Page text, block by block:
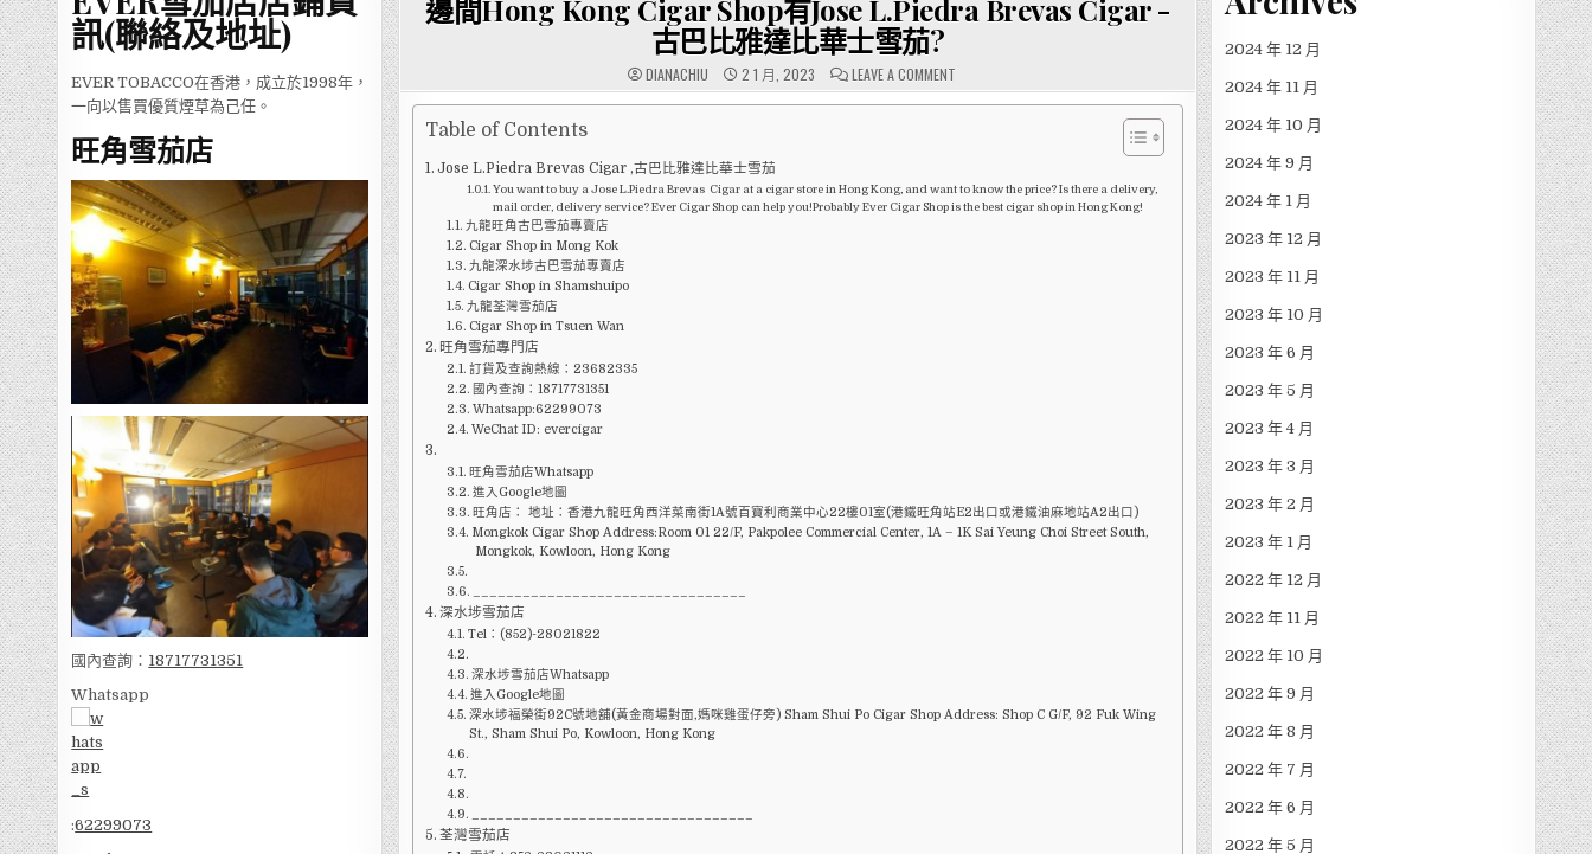
訊(聯絡及地址)
EVER TOBACCO在香港，成立於1998年，
一向以售買優質煙草為己任。
旺角雪茄店
國內查詢： 18717731351
Whatsapp
:62299073
邊間Hong Kong Cigar Shop有Jose L.Piedra Brevas Cigar -
古巴比雅達比華士雪茄?
DIANACHIU 2 1 月, 2023 LEAVE A COMMENTON
邊
間
JOSE
L.PIEDRA
BREVAS
Table of Contents
Jose L.Piedra Brevas Cigar ,古巴比雅達比華士雪茄
You want to buy a Jose L.Piedra Brevas Cigar at a cigar store in Hong Kong, and want to know the price? Is there a delivery,
mail order, delivery service? Ever Cigar Shop can help you!Probably Ever Cigar Shop is the best cigar shop in Hong Kong!
九龍旺角古巴雪茄專賣店
Cigar Shop in Mong Kok
九龍深水埗古巴雪茄專賣店
Cigar Shop in Shamshuipo
九龍荃灣雪茄店
Cigar Shop in Tsuen Wan
旺角雪茄專門店
訂貨及查詢熱線：23682335
國內查詢：18717731351
Whatsapp:62299073
WeChat ID: evercigar
旺角雪茄店Whatsapp
進入Google地圖
旺角店： 地址：香港九龍旺角西洋菜南街1A號百寶利商業中心22樓01室(港鐵旺角站E2出口或港鐵油麻地站A2出口)
Mongkok Cigar Shop Address:Room 01 22/F, Pakpolee Commercial Center, 1A – 1K Sai Yeung Choi Street South,
Mongkok, Kowloon, Hong Kong
深水埗雪茄店
Tel：(852)-28021822
深水埗雪茄店Whatsapp
進入Google地圖
深水埗福榮街92C號地舖(黃金商場對面,媽咪雞蛋仔旁) Sham Shui Po Cigar Shop Address: Shop C G/F, 92 Fuk Wing
St., Sham Shui Po, Kowloon, Hong Kong
荃灣雪茄店
2024 年 12 月
2024 年 11 月
2024 年 10 月
2024 年 9 月
2024 年 1 月
2023 年 12 月
2023 年 11 月
2023 年 10 月
2023 年 6 月
2023 年 5 月
2023 年 4 月
2023 年 3 月
2023 年 2 月
2023 年 1 月
2022 年 12 月
2022 年 11 月
2022 年 10 月
2022 年 9 月
2022 年 8 月
2022 年 7 月
2022 年 6 月
2022 年 5 月